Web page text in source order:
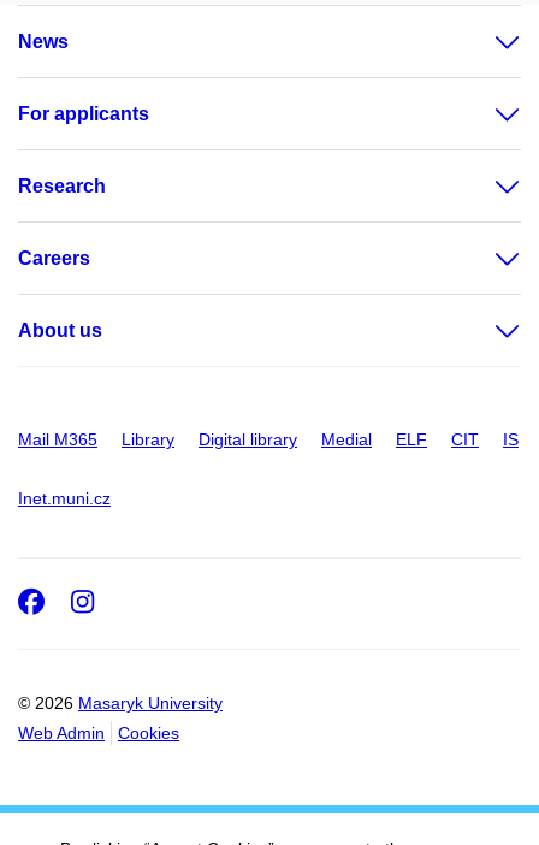
News
For applicants
Research
Careers
About us
Mail M365 Library Digital library Medial ELF CIT IS
Inet.muni.cz
© 2026 Masaryk University
Web Admin
Cookies
Facebook
Instagram